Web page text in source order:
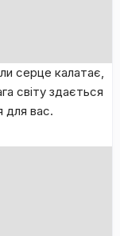
серце калатає,
світу здається
для вас.